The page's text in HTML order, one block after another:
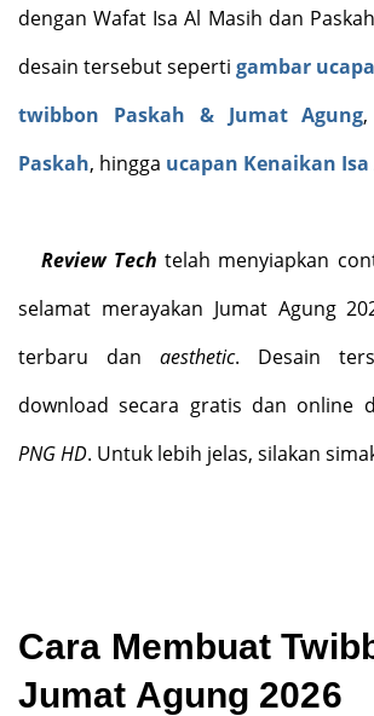
dengan Wafat Isa Al Masih dan
desain tersebut seperti gambar
twibbon Paskah & Jumat Agung,
Paskah, hingga ucapan Kenaikan
Review Tech telah menyiapkan
selamat merayakan Jumat Agung
terbaru dan aesthetic. Desain
download secara gratis dan online
PNG HD. Untuk lebih jelas, silakan
Cara Membuat
Jumat Agung 2026